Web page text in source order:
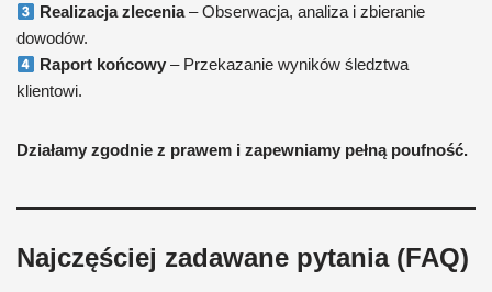
Realizacja zlecenia– Obserwacja, analiza i zbieranie
dowodów.
Raport końcowy – Przekazanie wyników śledztwa
klientowi.
Działamy zgodnie z prawem i zapewniamy pełną poufność.
Najczęściej zadawane pytania (FAQ)